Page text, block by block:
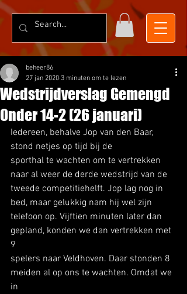
Wedstrijdverslag Gemengd
Onder 14-2 (26 januari)
beheer86
27 jan 2020 3 minuten om te lezen
Iedereen, behalve Jop van den Baar,
stond netjes op tijd bij de
sporthal te wachten om te vertrekken
naar al weer de derde wedstrijd van de
tweede competitiehelft. Jop lag nog in
bed, maar gelukkig nam hij wel zijn
telefoon op. Vijftien minuten later dan
gepland, konden we dan vertrekken met
9
spelers naar Veldhoven. Daar stonden 8
meiden al op ons te wachten. Omdat we
in